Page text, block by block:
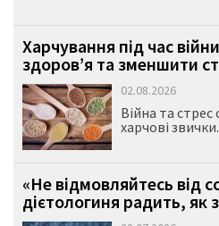
Харчування під час
здоров’я та зменшити
02.08.2026
Війна та
харчові звички.
«Не відмовляйтесь від
дієтологиня радить, як